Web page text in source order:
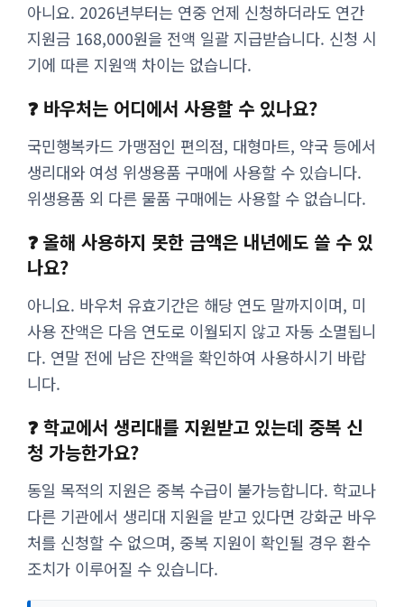
아니요. 2026년부터는 연중 언제 신청하더라도 연간
지원금 168,000원을 전액 일괄 지급받습니다. 신청 시
기에 따른 지원액 차이는 없습니다.
❓ 바우처는 어디에서 사용할 수 있나요?
국민행복카드 가맹점인 편의점, 대형마트, 약국 등에서
생리대와 여성 위생용품 구매에 사용할 수 있습니다.
위생용품 외 다른 물품 구매에는 사용할 수 없습니다.
❓ 올해 사용하지 못한 금액은 내년에도 쓸 수 있
나요?
아니요. 바우처 유효기간은 해당 연도 말까지이며, 미
사용 잔액은 다음 연도로 이월되지 않고 자동 소멸됩니
다. 연말 전에 남은 잔액을 확인하여 사용하시기 바랍
니다.
❓ 학교에서 생리대를 지원받고 있는데 중복 신
청 가능한가요?
동일 목적의 지원은 중복 수급이 불가능합니다. 학교나
다른 기관에서 생리대 지원을 받고 있다면 강화군 바우
처를 신청할 수 없으며, 중복 지원이 확인될 경우 환수
조치가 이루어질 수 있습니다.